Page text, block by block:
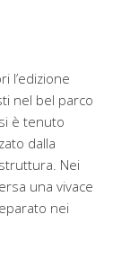
l’edizione
nel bel parco
è tenuto
dalla
Nei
una vivace
nei